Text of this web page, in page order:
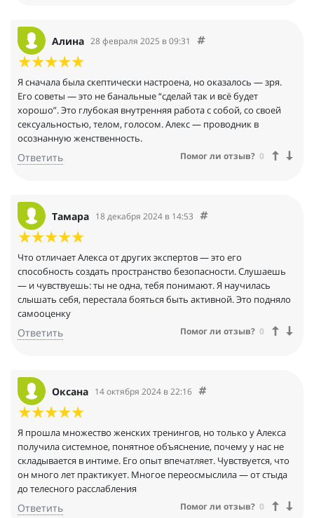
Алина 28 февраля 2025 в 09:31
Я сначала была скептически настроена, но оказалось — зря.
Его советы — это не банальные “сделай так и всё будет
хорошо”. Это глубокая внутренняя работа с собой, со своей
сексуальностью, телом, голосом. Алекс — проводник в
осознанную женственность.
Ответить Помог ли отзыв? 0
Тамара 18 декабря 2024 в 14:53
Что отличает Алекса от других экспертов — это его
способность создать пространство безопасности. Слушаешь
— и чувствуешь: ты не одна, тебя понимают. Я научилась
слышать себя, перестала бояться быть активной. Это подняло
самооценку
Ответить Помог ли отзыв? 0
Оксана 14 октября 2024 в 22:16
Я прошла множество женских тренингов, но только у Алекса
получила системное, понятное объяснение, почему у нас не
складывается в интиме. Его опыт впечатляет. Чувствуется, что
он много лет практикует. Многое переосмыслила — от стыда
до телесного расслабления
Ответить Помог ли отзыв? 0